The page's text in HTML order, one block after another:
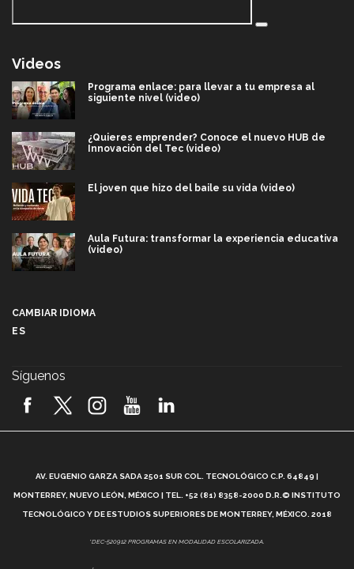
Videos
Programa enlace: para llevar a tu empresa al
siguiente nivel (video)
¿Quieres emprender? Conoce el nuevo HUB de
Innovación del Tec (video)
El joven que hizo del baile su vida (video)
Aula Futura: transformar la experiencia educativa
(video)
2026! (video)
¿Cómo es el Modelo Educativo Tec? (video)
Vida Tec: Feminismo e Inteligencia Artificial, Paola
CAMBIAR IDIOMA
ES
Síguenos
AV. EUGENIO GARZA SADA 2501 SUR COL. TECNOLÓGICO C.P. 64849 |
MONTERREY, NUEVO LEÓN, MÉXICO | TEL. +52 (81) 8358-2000 D.R.© INSTITUTO
TECNOLÓGICO Y DE ESTUDIOS SUPERIORES DE MONTERREY, MÉXICO. 2018
*DEC-520912 PROGRAMAS EN MODALIDAD ESCOLARIZADA.